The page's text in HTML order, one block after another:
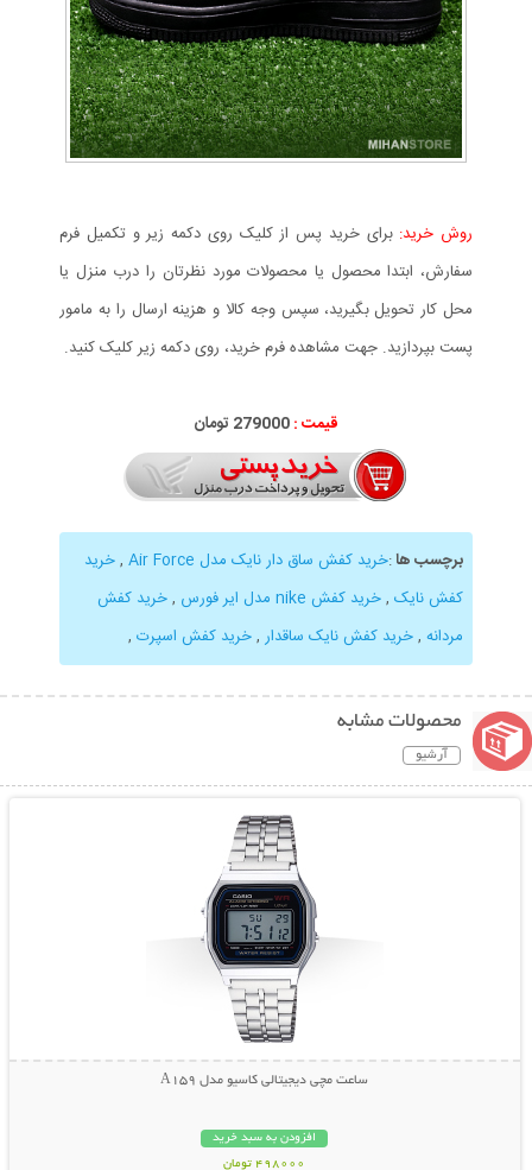
روش خرید: برای خرید پس از کلیک روی دکمه زیر و تکمیل فرم
سفارش، ابتدا محصول یا محصولات مورد نظرتان را درب منزل یا
محل کار تحویل بگیرید، سپس وجه کالا و هزینه ارسال را به مامور
پست بپردازید. جهت مشاهده فرم خرید، روی دکمه زیر کلیک کنید.
قیمت :279000 تومان
برچسب ها:خرید کفش ساق دار نایک مدل Air Force ,خرید
کفش نایک ,خرید کفش nike مدل ایر فورس ,خرید کفش
مردانه ,خرید کفش نایک ساقدار ,خرید کفش اسپرت ,
محصولات مشابه
آرشیو
ساعت مچی دیجیتالی کاسیو مدل A159
افزودن به سبد خرید
498000 تومان